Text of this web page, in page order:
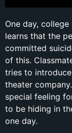
One day,
learns that the
committed
of this.
tries to
theater
special feeling
to be hiding in
one day.